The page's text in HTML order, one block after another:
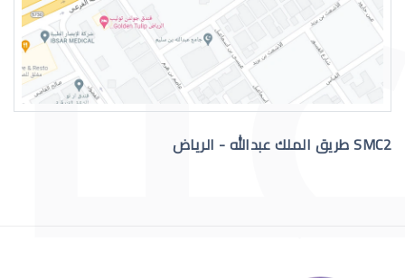
عمليات تجميل العيون الغائرة
SMC2 طريق الملك عبدالله - الرياض